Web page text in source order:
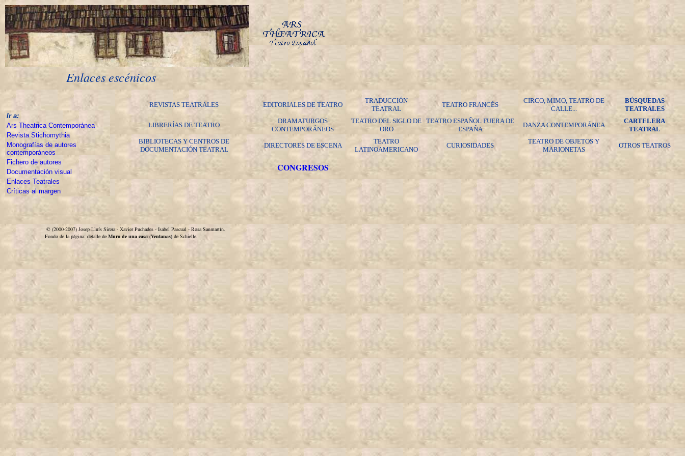
Enlaces escénicos
Ir a:
Ars Theatrica Contemporánea
Revista Stichomythia
Monografías de autores
contemporáneos
Fichero de autores
Documentación visual
Enlaces Teatrales
Críticas al margen
REVISTAS TEATRALES EDITORIALES DE TEATRO
TRADUCCIÓN
TEATRAL
TEATRO FRANCÉS
CIRCO, MIMO, TEATRO DE
CALLE...
BÚSQUEDAS
TEATRALES
LIBRERÍAS DE TEATRO
DRAMATURGOS
CONTEMPORÁNEOS
TEATRO DEL SIGLO DE
ORO
TEATRO ESPAÑOL FUERA DE
ESPAÑA
DANZA CONTEMPORÁNEA
CARTELERA
TEATRAL
BIBLIOTECAS Y CENTROS DE
DOCUMENTACIÓN TEATRAL
DIRECTORES DE ESCENA
TEATRO
LATINOAMERICANO
CURIOSIDADES
TEATRO DE OBJETOS Y
MARIONETAS
OTROS TEATROS
CONGRESOS
------------------------------------------------------------------------
© (2000-2007) Josep Lluís Sirera - Xavier Puchades - Isabel Pascual - Rosa Sanmartín.
Fondo de la página: detalle de Muro de una casa (Ventanas) de Schielle.